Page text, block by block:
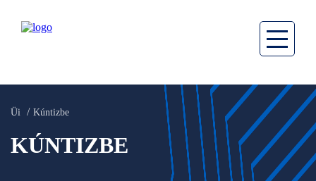
Üi Kúntizbe
KÚNTIZBE